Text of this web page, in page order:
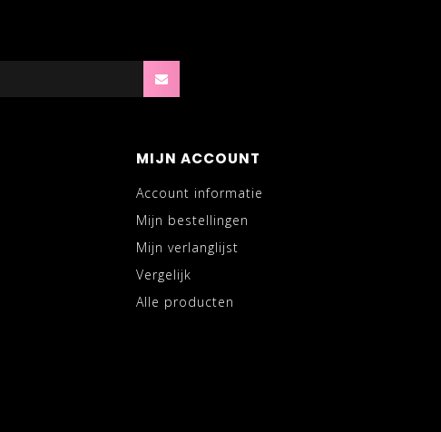
MIJN ACCOUNT
Account informatie
Mijn bestellingen
Mijn verlanglijst
Vergelijk
Alle producten